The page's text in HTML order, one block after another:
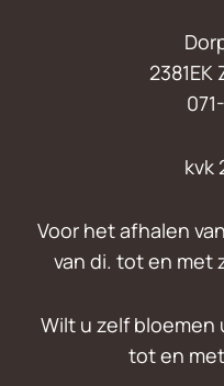
kvk
Voor het afhalen
van di. tot en met
Wilt u zelf bloemen
tot en